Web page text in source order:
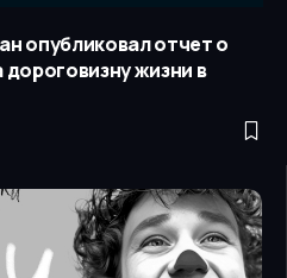
опубликовал отчет о
жизни в